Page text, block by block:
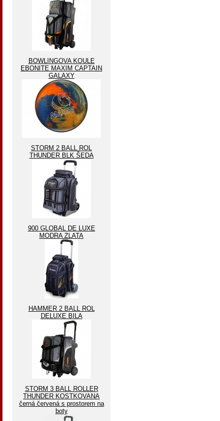
BOWLINGOVA KOULE
EBONITE MAXIM CAPTAIN
GALAXY
STORM 2 BALL ROL
THUNDER BLK ŠEDA
900 GLOBAL DE LUXE
MODRA ZLATA
HAMMER 2 BALL ROL
DELUXE BILA
STORM 3 BALL ROLLER
THUNDER KOSTKOVANA
černá červená s prostorem na
boty